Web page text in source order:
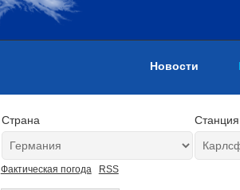
Новости
Страна
Фактическая погода RSS